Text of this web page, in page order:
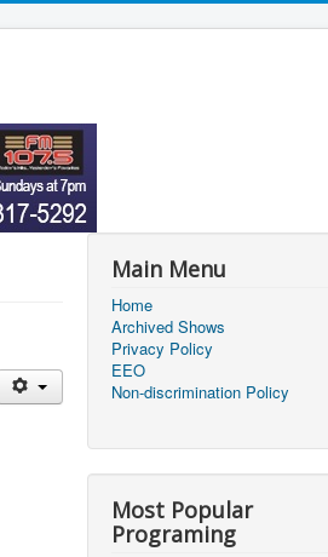
Main Menu
Home
Archived Shows
Privacy Policy
EEO
Non-discrimination Policy
Most Popular
Programing